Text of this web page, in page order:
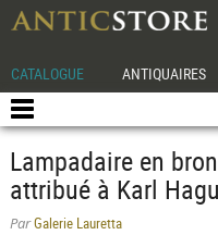
CATALOGUE ANTIQUAIRES
Lampadaire en
attribué à Karl
ParGalerie Lauretta